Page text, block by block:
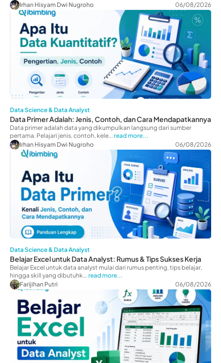
Irhan Hisyam Dwi Nugroho
06/08/2026
Data Science & Data Analyst
Data Primer Adalah: Jenis, Contoh, dan Cara Mendapatkannya
Data primer adalah data yang dikumpulkan langsung dari sumber
pertama. Pelajari jenis, contoh, kele... read more...
Irhan Hisyam Dwi Nugroho
06/08/2026
Data Science & Data Analyst
Belajar Excel untuk Data Analyst: Rumus & Tips Sukses Kerja
Belajar Excel untuk data analyst mulai dari rumus penting, tips belajar,
hingga skill yang dibutuhk... read more...
Farijihan Putri
06/08/2026